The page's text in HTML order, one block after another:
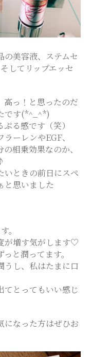
の美容液、ステムセ
してリップエッセ
高っ！と思ったのだ
です(*^_^*)
る感です（笑）
ーレンやEGF、
相乗効果なのか、
いときの前日にスペ
と思いました
。
が増す気がします♡
と潤ってます。
うし、私はたまに口
てとってもいい感じ
になった方はぜひお